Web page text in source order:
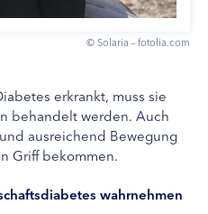
© Solaria – fotolia.com
erkrankt, muss sie
behandelt werden. Auch
ausreichend Bewegung
Griff bekommen.
wahrnehmen